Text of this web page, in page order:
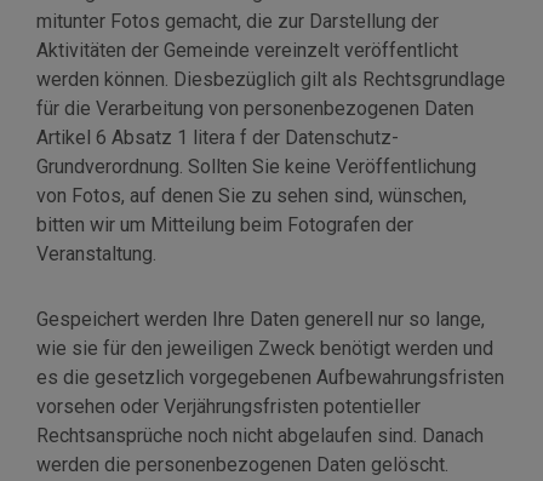
mitunter Fotos gemacht, die zur Darstellung der
Aktivitäten der Gemeinde vereinzelt veröffentlicht
werden können. Diesbezüglich gilt als Rechtsgrundlage
für die Verarbeitung von personenbezogenen Daten
Artikel 6 Absatz 1 litera f der Datenschutz-
Grundverordnung. Sollten Sie keine Veröffentlichung
von Fotos, auf denen Sie zu sehen sind, wünschen,
bitten wir um Mitteilung beim Fotografen der
Veranstaltung.
Gespeichert werden Ihre Daten generell nur so lange,
wie sie für den jeweiligen Zweck benötigt werden und
es die gesetzlich vorgegebenen Aufbewahrungsfristen
vorsehen oder Verjährungsfristen potentieller
Rechtsansprüche noch nicht abgelaufen sind. Danach
werden die personenbezogenen Daten gelöscht.